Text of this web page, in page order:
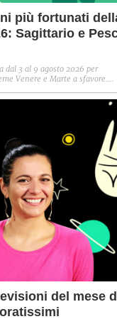
più fortunati
Sagittario e
dal 3 al 9 agosto 2026 per
Venere e Marte a sfavore.
del mese